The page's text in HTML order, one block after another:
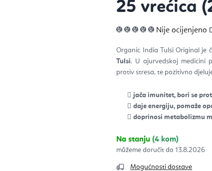
25 vrećica
Prosječna
ocjena
0,0
5
zvjezdica.
Nije ocijenjeno
Organic India Tulsi Original je
Tulsi. U ajurvedskoj medicini
protiv stresa, te pozitivno
jača imunitet, bori se
daje energiju, pomaže
doprinosi metabolizmu
Na stanju(4 kom)
13.8.2026
Mogućnosti dostave